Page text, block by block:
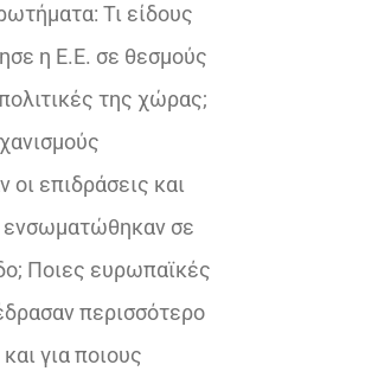
Τι είδους
η Ε.Ε. σε θεσμούς
της χώρας;
επιδράσεις και
σε
Ποιες ευρωπαϊκές
περισσότερο
για ποιους